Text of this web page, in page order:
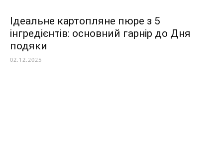
Ідеальне картопляне пюре з 5
інгредієнтів: основний гарнір до Дня
подяки
02.12.2025